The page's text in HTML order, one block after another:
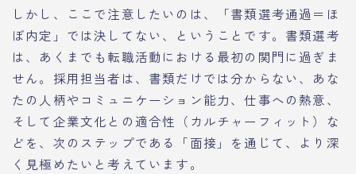
しかし、ここで注意したいのは、「書類選考通過＝ほ
ぼ内定」では決してない、ということです。書類選考
は、あくまでも転職活動における最初の関門に過ぎま
せん。採用担当者は、書類だけでは分からない、あな
たの人柄やコミュニケーション能力、仕事への熱意、
そして企業文化との適合性（カルチャーフィット）な
どを、次のステップである「面接」を通じて、より深
く見極めたいと考えています。